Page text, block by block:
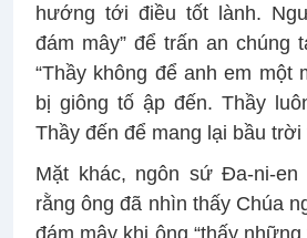
hướng tới điều tốt lành.
đám mây” để trấn an chúng
“Thầy không để anh em một
bị giông tố ập đến. Thầy
Thầy đến để mang lại bầu trời
Mặt khác, ngôn sứ Đa-ni-
rằng ông đã nhìn thấy Chúa